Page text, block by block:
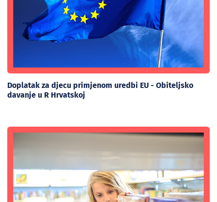
Doplatak za djecu primjenom uredbi EU - Obiteljsko
davanje u R Hrvatskoj